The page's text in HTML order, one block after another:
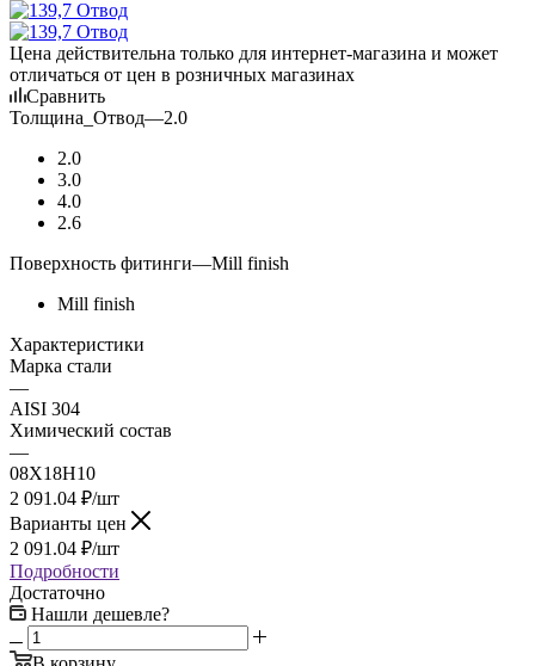
Цена действительна только для интернет-магазина и может
отличаться от цен в розничных магазинах
Сравнить
Толщина_Отвод—2.0
2.0
3.0
4.0
2.6
Поверхность фитинги—Mill finish
Mill finish
Характеристики
Марка стали
—
AISI 304
Химический состав
—
08Х18Н10
2 091.04 ₽/шт
Варианты цен
2 091.04 ₽/шт
Подробности
Достаточно
Нашли дешевле?